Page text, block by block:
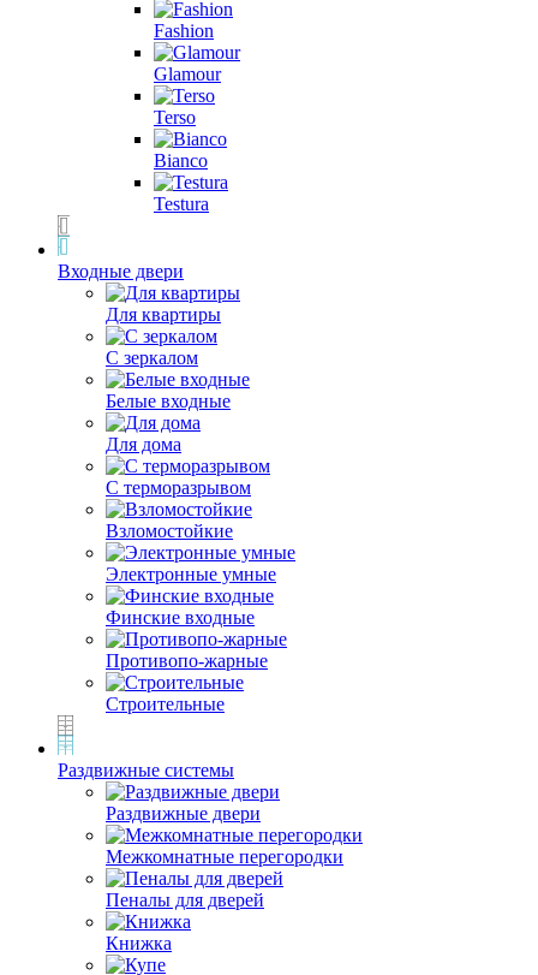
Fashion
Glamour
Terso
Bianco
Testura
Входные двери
Для квартиры
С зеркалом
Белые входные
Для дома
С терморазрывом
Взломостойкие
Электронные умные
Финские входные
Противопо-жарные
Строительные
Раздвижные системы
Раздвижные двери
Межкомнатные перегородки
Пеналы для дверей
Книжка